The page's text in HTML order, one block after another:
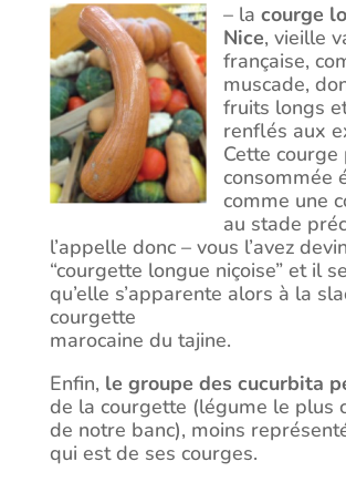
– la courge
Nice, vieille
française,
muscade,
fruits longs
renflés aux
Cette
consommée
comme une
au stade
l’appelle donc – vous l’avez
“courgette longue niçoise” et il
qu’elle s’apparente alors à la
courgette
marocaine du tajine.
Enfin, le groupe des cucurbita
de la courgette (légume le plus
de notre banc), moins
qui est de ses courges.